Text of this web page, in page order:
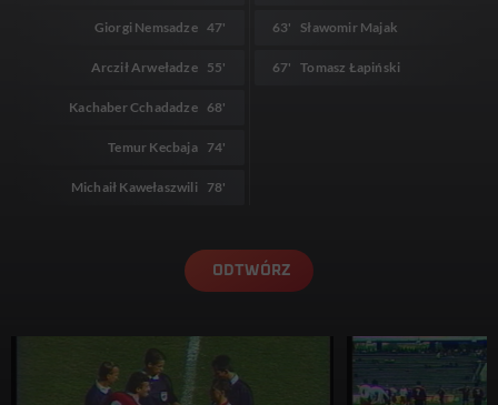
Giorgi Nemsadze 47'
Arcził Arweładze 55'
Kachaber Cchadadze 68'
Temur Kecbaja 74'
Michaił Kawełaszwili 78'
Sławomir Majak
63'
Tomasz Łapiński
67'
ODTWÓRZ